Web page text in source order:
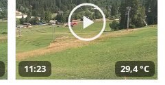
11:23 29,4 °C